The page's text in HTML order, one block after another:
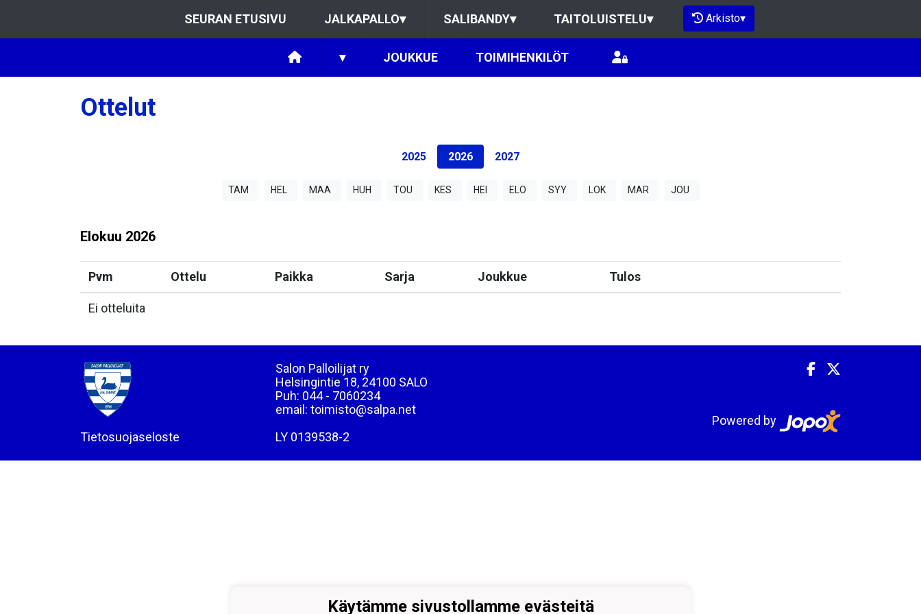
SEURAN ETUSIVU JALKAPALLO▾ SALIBANDY▾ TAITOLUISTELU▾ Arkisto▾
▾ JOUKKUE TOIMIHENKILÖT
Ottelut
2025 2026 2027
TAM HEL MAA HUH TOU KES HEI ELO SYY LOK MAR JOU
Elokuu 2026
Pvm Ottelu Paikka Sarja Joukkue Tulos
Ei otteluita
Tietosuojaseloste
Salon Palloilijat ry
Helsingintie 18, 24100 SALO
Puh: 044 - 7060234
email: toimisto@salpa.net
LY 0139538-2
Powered by
Käytämme sivustollamme evästeitä